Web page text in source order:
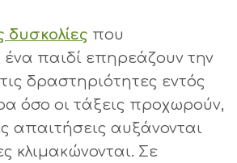
δυσκολίες που
ένα παιδί επηρεάζουν την
δραστηριότητες εντός
όσο οι τάξεις προχωρούν,
απαιτήσεις αυξάνονται
κλιμακώνονται. Σε